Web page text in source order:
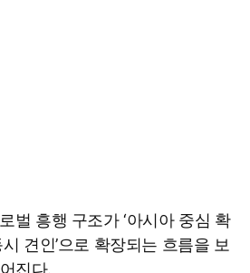
벌 흥행 구조가 ‘아시아 중심 확
시 견인’으로 확장되는 흐름을 보
진다.